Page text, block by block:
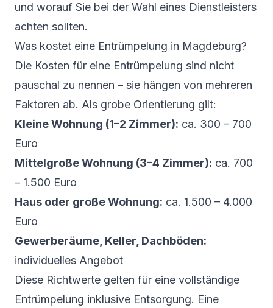
und worauf Sie bei der Wahl eines Dienstleisters
achten sollten.
Was kostet eine Entrümpelung in Magdeburg?
Die Kosten für eine Entrümpelung sind nicht
pauschal zu nennen – sie hängen von mehreren
Faktoren ab. Als grobe Orientierung gilt:
Kleine Wohnung (1–2 Zimmer): ca. 300 – 700
Euro
Mittelgroße Wohnung (3–4 Zimmer): ca. 700
– 1.500 Euro
Haus oder große Wohnung: ca. 1.500 – 4.000
Euro
Gewerberäume, Keller, Dachböden:
individuelles Angebot
Diese Richtwerte gelten für eine vollständige
Entrümpelung inklusive Entsorgung. Eine